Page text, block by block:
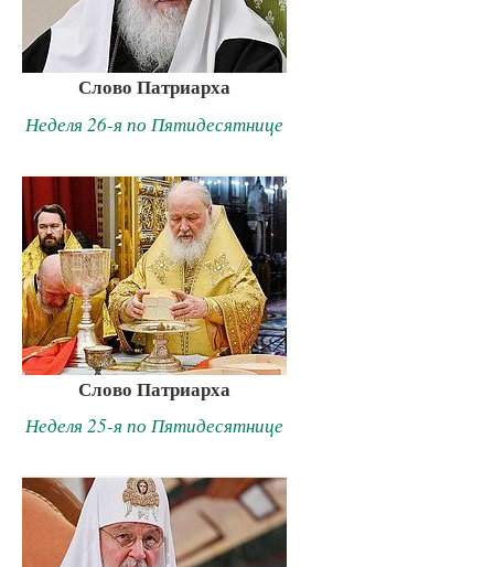
Слово Патриарха
Неделя 26-я по Пятидесятнице
Слово Патриарха
Неделя 25-я по Пятидесятнице